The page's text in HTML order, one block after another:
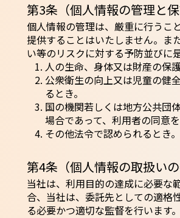
第3条（個人情報の管理と保
個人情報の管理は、厳重に行うこ
提供することはいたしません。ま
い等のリスクに対する予防並びに
人の生命、身体又は財産の保
公衆衛生の向上又は児童の健
るとき。
国の機関若しくは地方公共団
場合であって、利用者の同意
その他法令で認められるとき。
第4条（個人情報の取扱いの
当社は、利用目的の達成に必要な
合、当社は、委託先としての適格
る必要かつ適切な監督を行います。